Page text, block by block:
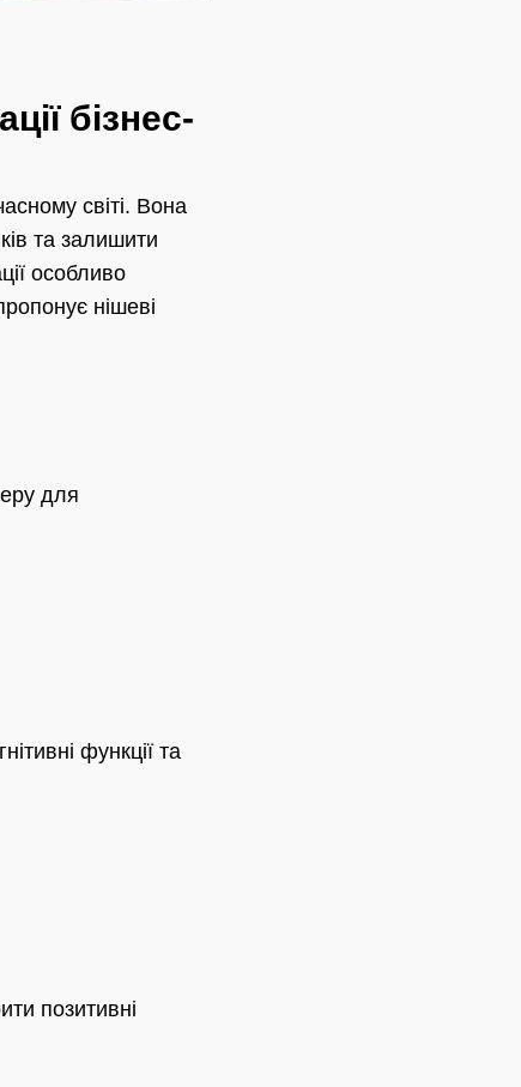
бізнес-
світі. Вона
та залишити
особливо
нішеві
для
функції та
позитивні